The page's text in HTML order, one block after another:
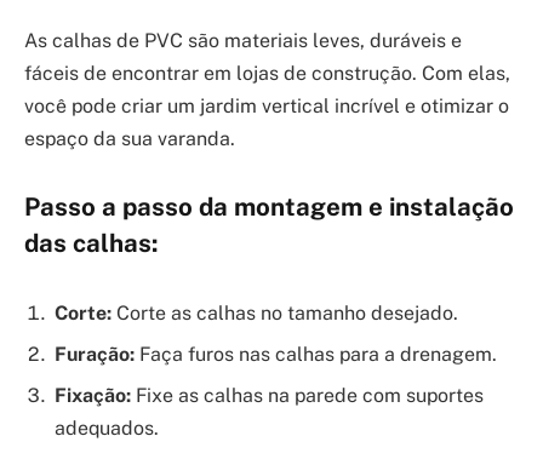
As calhas de PVC são materiais leves, duráveis e
fáceis de encontrar em lojas de construção. Com elas,
você pode criar um jardim vertical incrível e otimizar o
espaço da sua varanda.
Passo a passo da montagem e instalação
das calhas:
Corte: Corte as calhas no tamanho desejado.
Furação: Faça furos nas calhas para a drenagem.
Fixação: Fixe as calhas na parede com suportes
adequados.